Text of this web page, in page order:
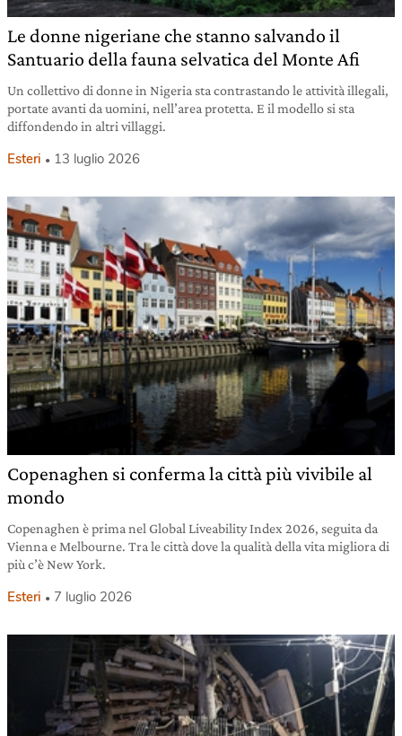
Le donne nigeriane che stanno salvando il
Santuario della fauna selvatica del Monte Afi
Un collettivo di donne in Nigeria sta contrastando le attività illegali,
portate avanti da uomini, nell’area protetta. E il modello si sta
diffondendo in altri villaggi.
Esteri 13 luglio 2026
Copenaghen si conferma la città più vivibile al
mondo
Copenaghen è prima nel Global Liveability Index 2026, seguita da
Vienna e Melbourne. Tra le città dove la qualità della vita migliora di
più c’è New York.
Esteri 7 luglio 2026